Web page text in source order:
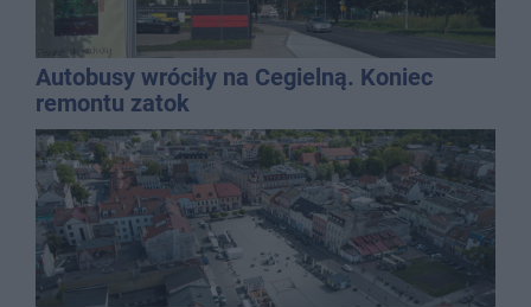
Autobusy wróciły na Cegielną. Koniec
remontu zatok